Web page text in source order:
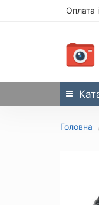
Оплата
Головна